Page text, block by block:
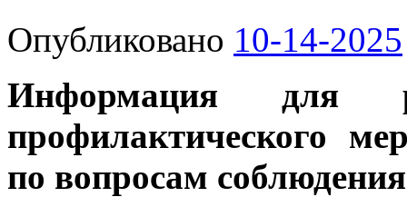
Опубликовано 10-14-2025
Информация для
профилактического
по вопросам